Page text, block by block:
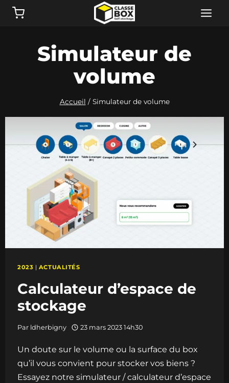
Aller
Simulateur de
volume
Accueil / Simulateur de volume
2023 | ACTUALITÉS
Calculateur d’espace de
stockage
Par ldherbigny 23 mars 2023 14h30
Un doute sur le volume ou la surface du box
qu’il vous convient pour stocker vos biens ?
Essayez notre simulateur / calculateur d’espace